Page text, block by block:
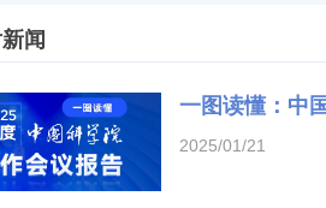
闻
一图读懂：中
2025/01/21